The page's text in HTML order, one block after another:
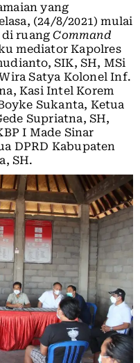
yang
(24/8/2021) mulai
di ruangCommand
mediator Kapolres
SIK, SH, MSi
Satya Kolonel Inf.
Kasi Intel Korem
Sukanta, Ketua
Supriatna, SH,
I Made Sinar
DPRD Kabupaten
SH.